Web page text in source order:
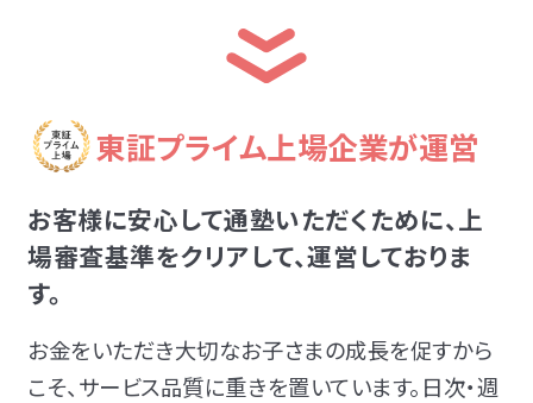
東証プライム上場企業が運営
お客様に安心して通塾いただくために、上
場審査基準をクリアして、運営しておりま
す。
お金をいただき大切なお子さまの成長を促すから
こそ、サービス品質に重きを置いています。日次・週